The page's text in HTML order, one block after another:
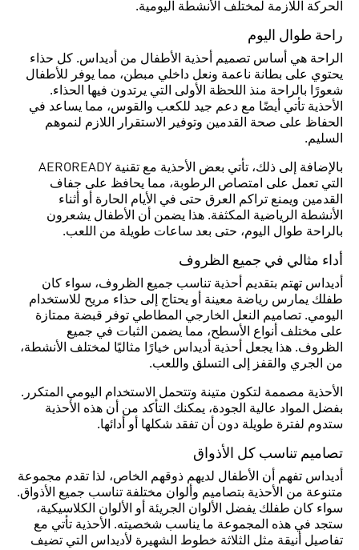
الحركة اللازمة لمختلف الأنشطة اليومية.
راحة طوال اليوم
الراحة هي أساس تصميم أحذية الأطفال من أديداس. كل حذاء
يحتوي على بطانة ناعمة ونعل داخلي مبطن، مما يوفر للأطفال
شعورًا بالراحة منذ اللحظة الأولى التي يرتدون فيها الحذاء.
الأحذية تأتي أيضًا مع دعم جيد للكعب والقوس، مما يساعد في
الحفاظ على صحة القدمين وتوفير الاستقرار اللازم لنموهم
السليم.
بالإضافة إلى ذلك، تأتي بعض الأحذية مع تقنية AEROREADY
التي تعمل على امتصاص الرطوبة، مما يحافظ على جفاف
القدمين ويمنع تراكم العرق حتى في الأيام الحارة أو أثناء
الأنشطة الرياضية المكثفة. هذا يضمن أن الأطفال يشعرون
بالراحة طوال اليوم، حتى بعد ساعات طويلة من اللعب.
أداء مثالي في جميع الظروف
أديداس تهتم بتقديم أحذية تناسب جميع الظروف، سواء كان
طفلك يمارس رياضة معينة أو يحتاج إلى حذاء مريح للاستخدام
اليومي. تصاميم النعل الخارجي المطاطي توفر قبضة ممتازة
على مختلف أنواع الأسطح، مما يضمن الثبات في جميع
الظروف. هذا يجعل أحذية أديداس خيارًا مثاليًا لمختلف الأنشطة،
من الجري والقفز إلى التسلق واللعب.
الأحذية مصممة لتكون متينة وتتحمل الاستخدام اليومي المتكرر.
بفضل المواد عالية الجودة، يمكنك التأكد من أن هذه الأحذية
ستدوم لفترة طويلة دون أن تفقد شكلها أو أدائها.
تصاميم تناسب كل الأذواق
أديداس تفهم أن الأطفال لديهم ذوقهم الخاص، لذا تقدم مجموعة
متنوعة من الأحذية بتصاميم وألوان مختلفة تناسب جميع الأذواق.
سواء كان طفلك يفضل الألوان الجريئة أو الألوان الكلاسيكية،
ستجد في هذه المجموعة ما يناسب شخصيته. الأحذية تأتي مع
تفاصيل أنيقة مثل الثلاثة خطوط الشهيرة لأديداس التي تضيف